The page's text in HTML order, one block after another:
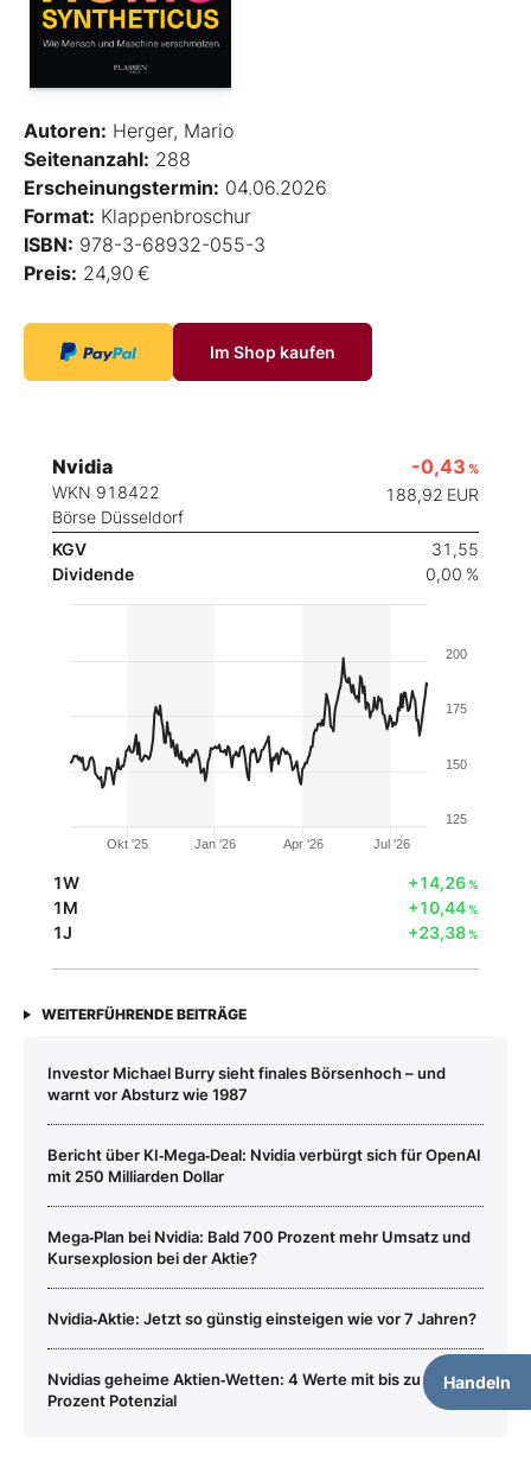
Autoren: Herger, Mario
Seitenanzahl: 288
Erscheinungstermin: 04.06.2026
Format: Klappenbroschur
ISBN: 978-3-68932-055-3
Preis: 24,90 €
Im Shop kaufen
Nvidia
WKN 918422
Börse Düsseldorf
-0,43 %
188,92 EUR
KGV
31,55
Dividende
0,00 %
Handeln
Okt '25 Jan '26 Apr '26 Jul '26
125
150
175
200
1W +14,26%
1M +10,44%
1J +23,38%
WEITERFÜHRENDE BEITRÄGE
Investor Michael Burry sieht finales Börsenhoch – und
warnt vor Absturz wie 1987
Bericht über KI‑Mega‑Deal: Nvidia verbürgt sich für OpenAI
mit 250 Milliarden Dollar
Mega‑Plan bei Nvidia: Bald 700 Prozent mehr Umsatz und
Kursexplosion bei der Aktie?
Nvidia‑Aktie: Jetzt so günstig einsteigen wie vor 7 Jahren?
Nvidias geheime Aktien‑Wetten: 4 Werte mit bis zu 200
Prozent Potenzial